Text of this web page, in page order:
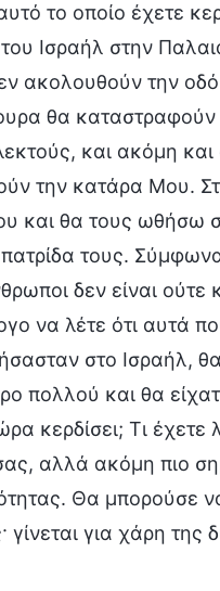
το οποίο έχετε
Ισραήλ στην
ακολουθούν την
θα
και ακόμη
την κατάρα Μου.
και θα τους ωθήσω
τους.
δεν είναι ούτε
να λέτε ότι αυτά
στο Ισραήλ, θα
πολλού και θα
κερδίσει; Τι
αλλά ακόμη πιο
Θα μπορούσε
για χάρη της